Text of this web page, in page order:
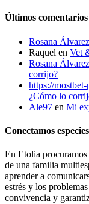
Últimos comentarios
Rosana Álvarez
Raquel en Vet
Rosana Álvarez
corrijo?
https://
¿Cómo lo
Ale97 en Mi
Conectamos especies
En Etolia procuramos
de una familia
aprender a
estrés y los
convivencia y